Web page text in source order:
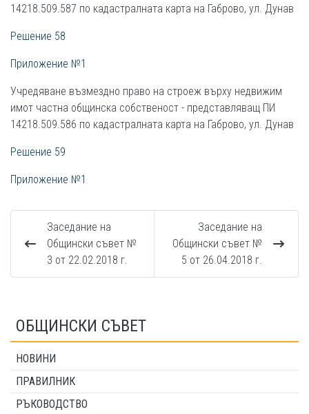
14218.509.587 по кадастралната карта на Габрово, ул. Дунав
Решение 58
Приложение №1
Учредяване възмездно право на строеж върху недвижим
имот частна общинска собственост - представляващ ПИ
14218.509.586 по кадастралната карта на Габрово, ул. Дунав
Решение 59
Приложение №1
Заседание на
Общински съвет №
3 от 22.02.2018 г.
Заседание на
Общински съвет №
5 от 26.04.2018 г.
ОБЩИНСКИ СЪВЕТ
НОВИНИ
ПРАВИЛНИК
РЪКОВОДСТВО